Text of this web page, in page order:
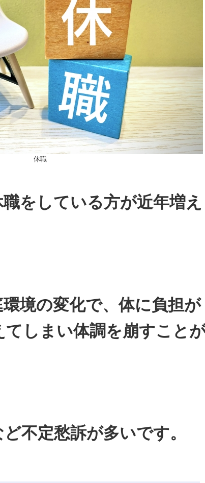
休職
をしている方が近年増え
境の変化で、体に負担が
しまい体調を崩すこと
不定愁訴が多いです。